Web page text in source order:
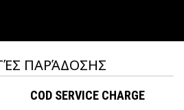
ΠΑΡΆΔΟΣΗΣ
COD SERVICE CHARGE